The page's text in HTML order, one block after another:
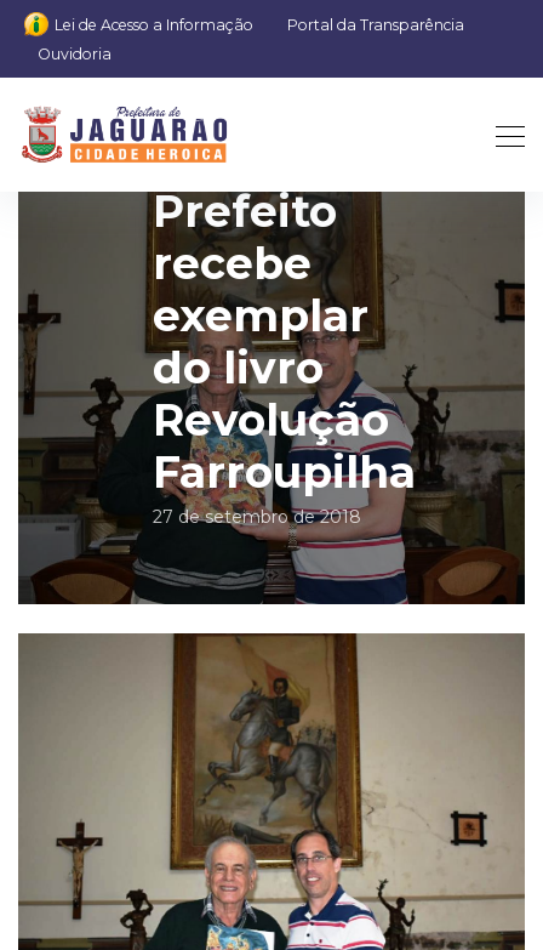
Lei de Acesso a Informação
Portal da Transparência
Ouvidoria
Prefeito
recebe
exemplar
do livro
Revolução
Farroupilha
27 de setembro de 2018